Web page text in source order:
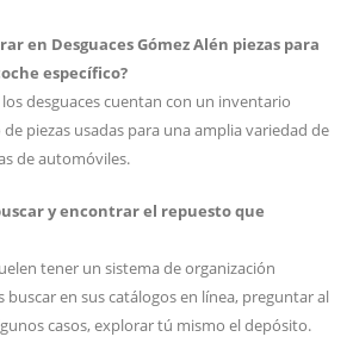
en Desguaces Gómez Alén piezas para
específico?
desguaces cuentan con un inventario
piezas usadas para una amplia variedad de
de automóviles.
y encontrar el repuesto que
tener un sistema de organización
buscar en sus catálogos en línea, preguntar al
casos, explorar tú mismo el depósito.